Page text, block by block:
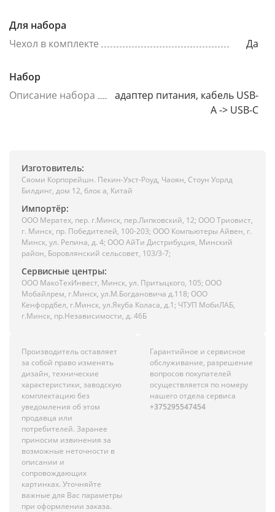
Для набора
Чехол в комплекте
Да
Набор
Описание набора
адаптер питания, кабель USB-
A -> USB-C
Изготовитель:
Сяоми Корпорейшн. Пекин-Уэст-Роуд, Чаоян, Стоун Уорлд
Билдинг, дом 12, блок а, Китай
Импортёр:
ООО Мератех, пер. г.Минск, пер.Липковский, 12; ООО Триовист,
г. Минск, пр. Победителей, 100-203; ООО Компьютеры Айвен, г.
Минск, ул. Репина, д. 4; ООО АйТи Дистрибуция, Минский
район, Боровлянский сельсовет, 103/3-7;
Сервисные центры:
ООО МакоТехИнвест, Минск, ул. Притыцкого, 105; ООО
Мобайлрем, г.Минск, ул.М.Богдановича д.118; ООО
Кенфордбел, г.Минск, ул.Якуба Коласа, д.1; ЧТУП МобиЛАБ,
г.Минск, пр.Независимости, д. 46Б
Производитель оставляет
за собой право изменять
дизайн, технические
характеристики, заводскую
комплектацию без
уведомления об этом
продавца или
потребителей. Заранее
приносим извинения за
возможные неточности в
описании и
сопровождающих
картинках. Уточняйте
важные для Вас параметры
при оформлении заказа.
Гарантийное и сервисное
обслуживание, разрешение
вопросов покупателей
осуществляется по номеру
нашего отдела сервиса
+375295547454